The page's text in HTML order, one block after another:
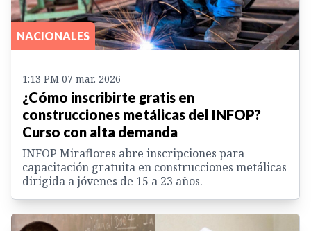
NACIONALES
1:13 PM 07 mar. 2026
¿Cómo inscribirte gratis en
construcciones metálicas del INFOP?
Curso con alta demanda
INFOP Miraflores abre inscripciones para
capacitación gratuita en construcciones metálicas
dirigida a jóvenes de 15 a 23 años.